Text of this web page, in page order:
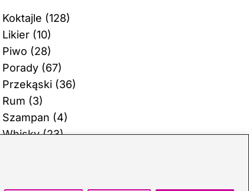
Koktajle (128)
Likier(10)
Piwo (28)
Porady(67)
Przekąski(36)
Rum (3)
Szampan (4)
Whisky(23)